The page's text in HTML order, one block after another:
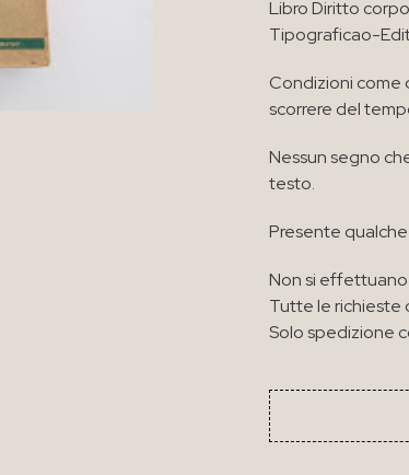
Libro Diritto
Tipograficao-
Condizioni come
scorrere del
Nessun segno
testo.
Presente
Non si
Tutte le richieste
Solo spedizione